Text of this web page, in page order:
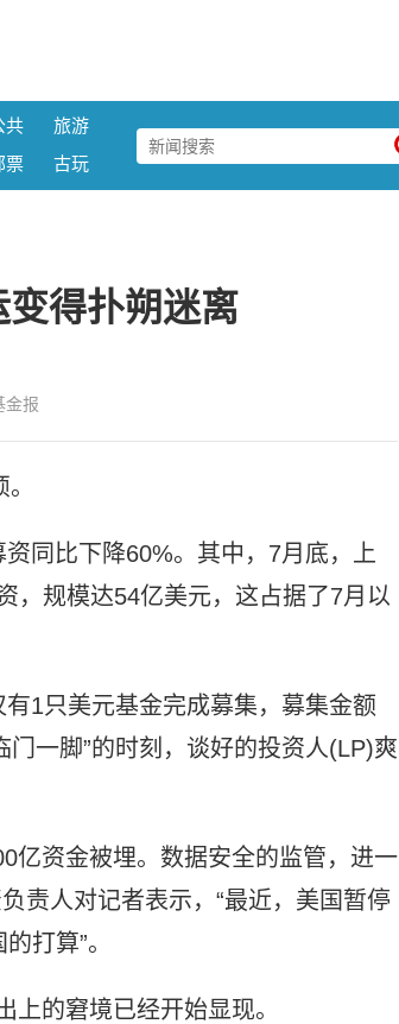
共
旅游
票 古玩
得扑朔迷离
金报
同比下降60%。其中，7月底，上
，规模达54亿美元，这占据了7月以
1只美元基金完成募集，募集金额
一脚”的时刻，谈好的投资人(LP)爽
亿资金被埋。数据安全的监管，进一
责人对记者表示，“最近，美国暂停
打算”。
的窘境已经开始显现。